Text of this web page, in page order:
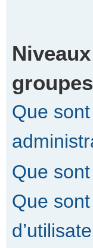
groupes
Que
Que
Que